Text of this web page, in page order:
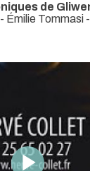
de
- Émilie Tommasi -